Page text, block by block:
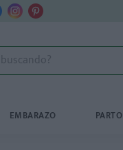
EMBARAZO PARTO